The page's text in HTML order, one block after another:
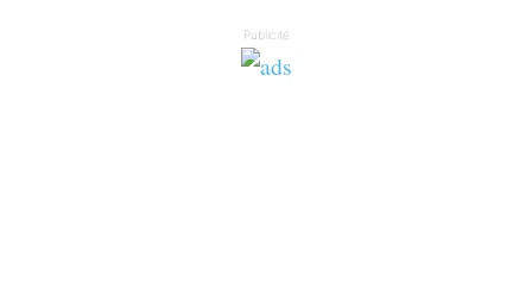
Publicité